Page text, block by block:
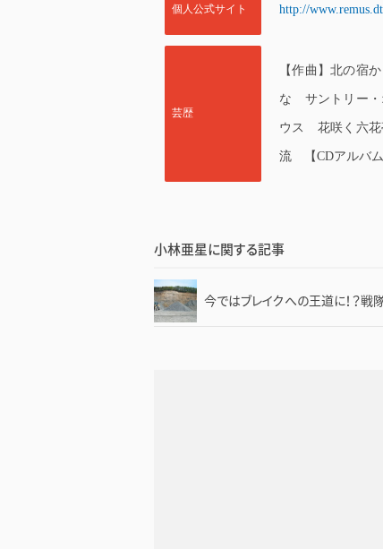
個人公式サイト http://
芸歴
【作曲】北の宿
な サントリー
ウス 花咲く六
流 【CDアルバ
小林亜星に関する記事
今ではブレイクへの王道に！？戦